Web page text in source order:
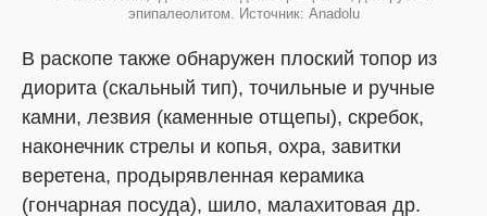
эпипалеолитом. Источник: Anadolu
В раскопе также обнаружен плоский топор из
диорита (скальный тип), точильные и ручные
камни, лезвия (каменные отщепы), скребок,
наконечник стрелы и копья, охра, завитки
веретена, продырявленная керамика
(гончарная посуда), шило, малахитовая др.